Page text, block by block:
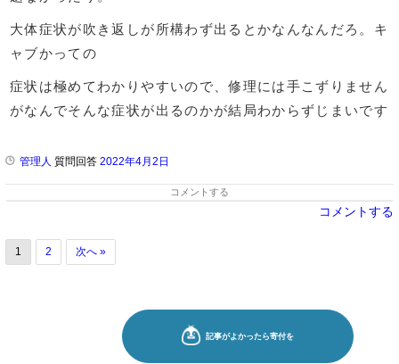
大体症状が吹き返しが所構わず出るとかなんなんだろ。キ
ャブかっての
症状は極めてわかりやすいので、修理には手こずりません
がなんでそんな症状が出るのかが結局わからずじまいです
管理人 質問回答 2022年4月2日
コメントする
コメントする
1 2 次へ »